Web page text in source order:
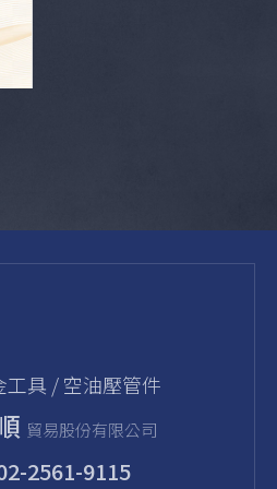
⼯具 / 空油壓管件
貿易股份有限公司
2561-9115